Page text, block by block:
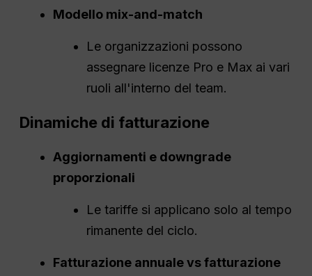
Modello mix-and-match
Le organizzazioni possono
assegnare licenze Pro e Max ai vari
ruoli all'interno del team.
Dinamiche di fatturazione
Aggiornamenti e downgrade
proporzionali
Le tariffe si applicano solo al tempo
rimanente del ciclo.
Fatturazione annuale vs fatturazione